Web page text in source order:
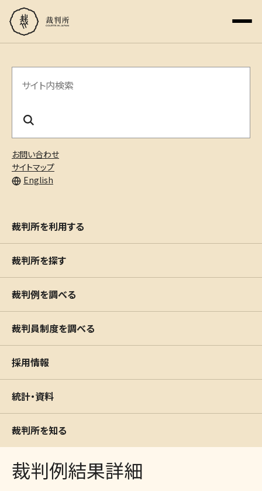
お問い合わせ
サイトマップ
English
サ
内
検
索
裁判所を利用する
裁判所を探す
裁判例を調べる
裁判員制度を調べる
採用情報
統計・資料
裁判所を知る
裁判例結果詳細